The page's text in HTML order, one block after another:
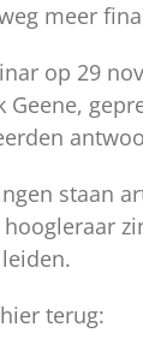
meer
op 29
Geene,
staan
hoogleraar
terug: